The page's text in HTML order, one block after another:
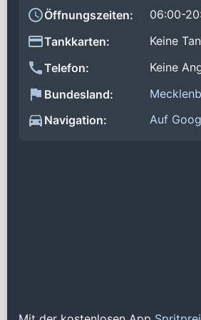
Öffnungszeiten:
06:00-
Tankkarten:
Keine
Telefon:
Keine
Bundesland:
Navigation:
Auf